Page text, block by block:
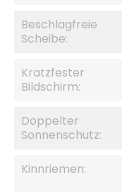
Beschlagfreie
Scheibe:
Kratzfester
Bildschirm:
Doppelter
Sonnenschutz:
Kinnriemen: